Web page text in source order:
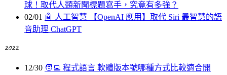
球！取代人類新聞標題寫手，究竟有多強？
02/01 🤖 人工智慧
【OpenAI 應用】取代 Siri 最智慧的語
音助理 ChatGPT
2022
12/30 🧑‍💻 程式語言 軟體版本號哪種方式比較適合開